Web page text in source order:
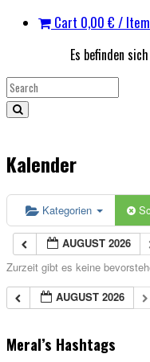
Cart 0,00 € /
Es befinden
Kalender
Kategorien
AUGUST 2026
Zurzeit gibt es keine
AUGUST 2026
Meral’s Hashtags